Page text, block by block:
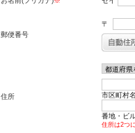
郵便番号
〒
住所 市区町村
番地・ビ
住所は2つ